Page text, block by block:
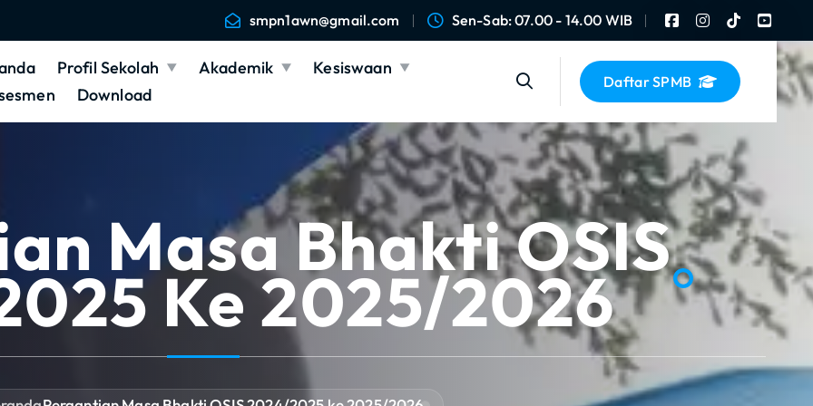
smpn1awn@gmail.com Sen-Sab: 07.00 - 14.00 WIB
Profil Sekolah Akademik
Kesiswaan
Download
Daftar SPMB
Masa Bhakti OSIS
Ke 2025/2026